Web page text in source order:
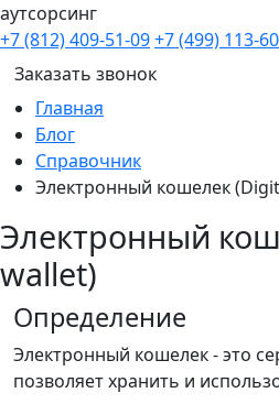
аутсорсинг
+7 (812) 409-51-09+7 (499) 113-
Заказать звонок
Главная
Блог
Справочник
Электронный кошелек
Электронный
wallet)
Определение
Электронный кошелек - это
позволяет хранить и